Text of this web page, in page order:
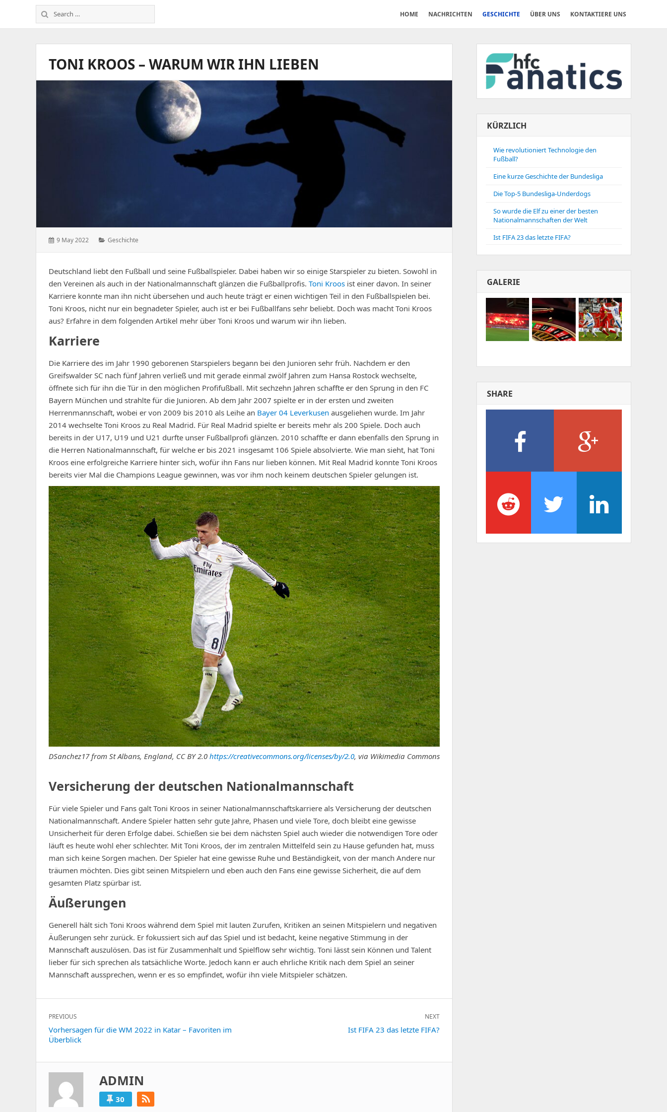
Search
for:
HOME NACHRICHTEN GESCHICHTE ÜBER UNS KONTAKTIERE UNS
TONI KROOS – WARUM WIR IHN LIEBEN
Posted
9 May 2022 Categories:
Geschichte
Deutschland liebt den Fußball und seine Fußballspieler. Dabei haben wir so einige Starspieler zu bieten. Sowohl in
den Vereinen als auch in der Nationalmannschaft glänzen die Fußballprofis. Toni Kroos ist einer davon. In seiner
Karriere konnte man ihn nicht übersehen und auch heute trägt er einen wichtigen Teil in den Fußballspielen bei.
Toni Kroos, nicht nur ein begnadeter Spieler, auch ist er bei Fußballfans sehr beliebt. Doch was macht Toni Kroos
aus? Erfahre in dem folgenden Artikel mehr über Toni Kroos und warum wir ihn lieben.
Karriere
Die Karriere des im Jahr 1990 geborenen Starspielers begann bei den Junioren sehr früh. Nachdem er den
Greifswalder SC nach fünf Jahren verließ und mit gerade einmal zwölf Jahren zum Hansa Rostock wechselte,
öffnete sich für ihn die Tür in den möglichen Profifußball. Mit sechzehn Jahren schaffte er den Sprung in den FC
Bayern München und strahlte für die Junioren. Ab dem Jahr 2007 spielte er in der ersten und zweiten
Herrenmannschaft, wobei er von 2009 bis 2010 als Leihe an Bayer 04 Leverkusen ausgeliehen wurde. Im Jahr
2014 wechselte Toni Kroos zu Real Madrid. Für Real Madrid spielte er bereits mehr als 200 Spiele. Doch auch
bereits in der U17, U19 und U21 durfte unser Fußballprofi glänzen. 2010 schaffte er dann ebenfalls den Sprung in
die Herren Nationalmannschaft, für welche er bis 2021 insgesamt 106 Spiele absolvierte. Wie man sieht, hat Toni
Kroos eine erfolgreiche Karriere hinter sich, wofür ihn Fans nur lieben können. Mit Real Madrid konnte Toni Kroos
bereits vier Mal die Champions League gewinnen, was vor ihm noch keinem deutschen Spieler gelungen ist.
DSanchez17 from St Albans, England, CC BY 2.0 https://creativecommons.org/licenses/by/2.0, via Wikimedia Commons
Versicherung der deutschen Nationalmannschaft
Für viele Spieler und Fans galt Toni Kroos in seiner Nationalmannschaftskarriere als Versicherung der deutschen
Nationalmannschaft. Andere Spieler hatten sehr gute Jahre, Phasen und viele Tore, doch bleibt eine gewisse
Unsicherheit für deren Erfolge dabei. Schießen sie bei dem nächsten Spiel auch wieder die notwendigen Tore oder
läuft es heute wohl eher schlechter. Mit Toni Kroos, der im zentralen Mittelfeld sein zu Hause gefunden hat, muss
man sich keine Sorgen machen. Der Spieler hat eine gewisse Ruhe und Beständigkeit, von der manch Andere nur
träumen möchten. Dies gibt seinen Mitspielern und eben auch den Fans eine gewisse Sicherheit, die auf dem
gesamten Platz spürbar ist.
Äußerungen
Generell hält sich Toni Kroos während dem Spiel mit lauten Zurufen, Kritiken an seinen Mitspielern und negativen
Äußerungen sehr zurück. Er fokussiert sich auf das Spiel und ist bedacht, keine negative Stimmung in der
Mannschaft auszulösen. Das ist für Zusammenhalt und Spielflow sehr wichtig. Toni lässt sein Können und Talent
lieber für sich sprechen als tatsächliche Worte. Jedoch kann er auch ehrliche Kritik nach dem Spiel an seiner
Mannschaft aussprechen, wenn er es so empfindet, wofür ihn viele Mitspieler schätzen.
Post
navigation
PREVIOUS
Previous
post:
Vorhersagen für die WM 2022 in Katar – Favoriten im
Überblick
NEXT
Ist FIFA 23 das letzte FIFA?
ADMIN
30
KÜRZLICH
Wie revolutioniert Technologie den
Fußball?
Eine kurze Geschichte der Bundesliga
Die Top-5 Bundesliga-Underdogs
So wurde die Elf zu einer der besten
Nationalmannschaften der Welt
Ist FIFA 23 das letzte FIFA?
GALERIE
SHARE